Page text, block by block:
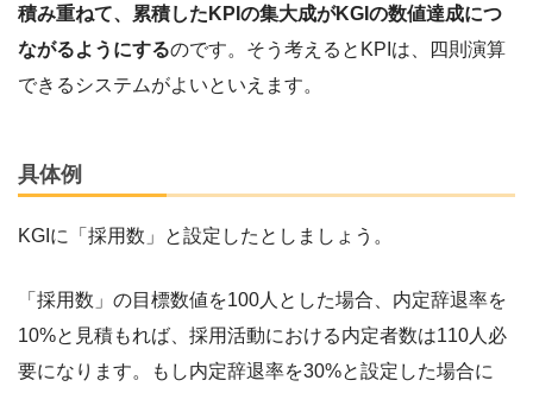
積み重ねて、累積したKPIの集大成がKGIの数値達成につ
ながるようにするのです。そう考えるとKPIは、四則演算
できるシステムがよいといえます。
具体例
KGIに「採用数」と設定したとしましょう。
「採用数」の目標数値を100人とした場合、内定辞退率を
10%と見積もれば、採用活動における内定者数は110人必
要になります。もし内定辞退率を30%と設定した場合に